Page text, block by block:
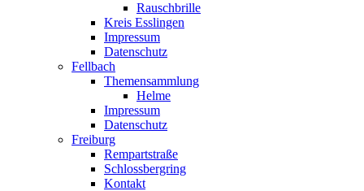
Rauschbrille
Kreis Esslingen
Impressum
Datenschutz
Fellbach
Themensammlung
Helme
Impressum
Datenschutz
Freiburg
Rempartstraße
Schlossbergring
Kontakt